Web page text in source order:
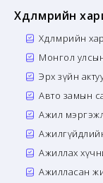
Хөдөлмөрийн
Хөдөлмөрийн
Монгол
Эрх зүйн
Авто замын
Ажил
Ажиллах
Ажилласан